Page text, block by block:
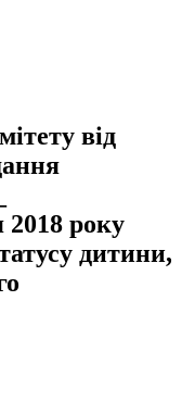
від
2018 року
дитини,